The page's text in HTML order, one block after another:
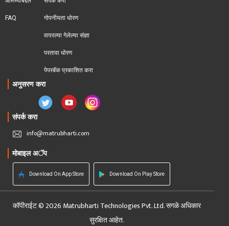
FAQ गोपनीयता धोरण
वापरल्या गेलेल्या संज्ञा
परतावा धोरण
पेपरबॅक प्रकाशित करा
अनुसरण करा
संपर्क करा
info@matrubharti.com
मोबाइल अॅप
Download On App Store Download On Play Store
कॉपीराईट © 2026 Matrubharti Technologies Pvt. Ltd. सगळे अधिकार
सुरक्षित आहेत.